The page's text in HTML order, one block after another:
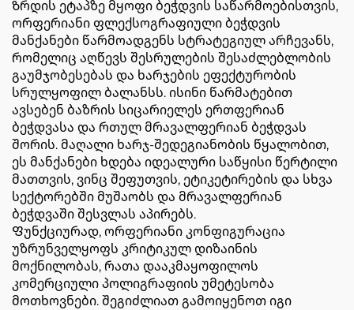
Ზრდის ეტაპზე მყოფი ბეჭდვის საწარმოებისთვის,
ორფერიანი ფლექსოგრაფიული ბეჭდვის
მანქანები წარმოადგენს სტრატეგიულ არჩევანს,
რომელიც აღწევს შესრულების შესაძლებლობის
გაუმჯობესებას და ხარჯების ეფექტურობის
სრულყოფილ ბალანსს. ისინი წარმატებით
ავსებენ ბაზრის სიცარიელეს ერთფერიან
ბეჭდვასა და რთულ მრავალფერიან ბეჭდვას
შორის. მაღალი ხარჯ-შედეგიანობის წყალობით,
ეს მანქანები ხდება იდეალური საწყისი წერტილი
მათთვის, ვინც შეფუთვის, ეტიკეტირების და სხვა
სექტორებში მუშაობს და მრავალფერიან
ბეჭდვაში შესვლას აპირებს.
Ფუნქციურად, ორფერიანი კონფიგურაცია
უზრუნველყოფს კრიტიკულ დიზაინის
მოქნილობას, რათა დააკმაყოფილოს
კომერციული პოლიგრაფიის უმეტესობა
მოთხოვნები. შეგიძლიათ გამოიყენოთ იგი